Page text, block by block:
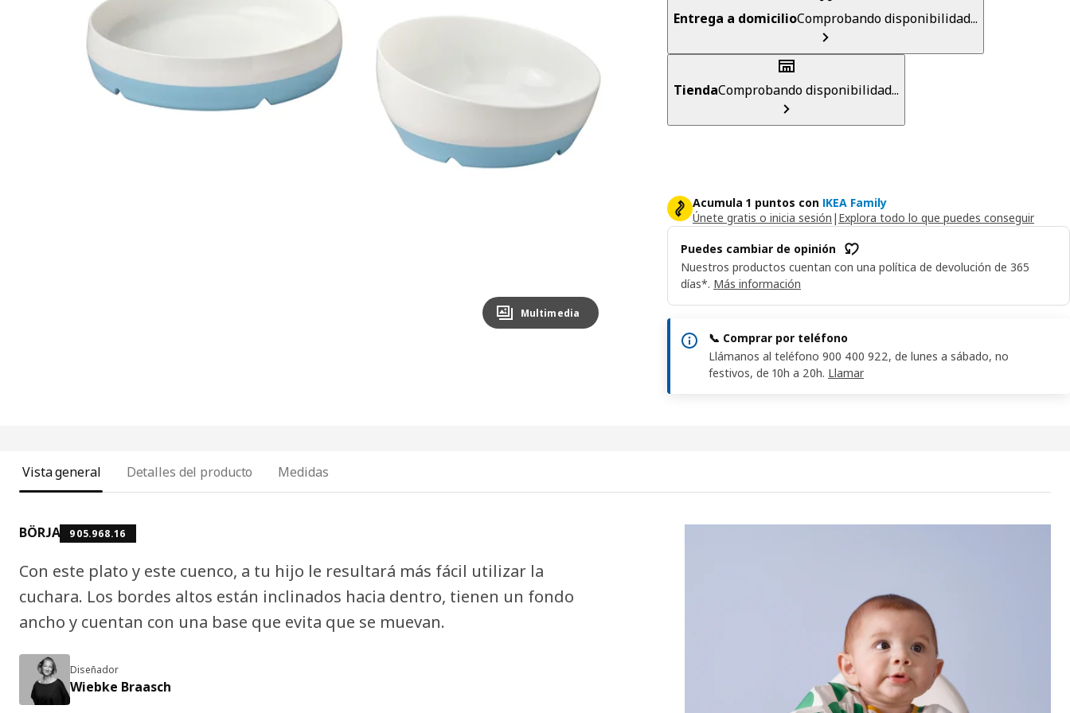
Image zoomed out, normal view
Multimedia
Entrega a domicilioComprobando disponibilidad...
TiendaComprobando disponibilidad...
Acumula 1 puntos con IKEA Family
Únete gratis o inicia sesión | Explora todo lo que puedes conseguir
Puedes cambiar de opinión
Nuestros productos cuentan con una política de devolución de 365
días*. Más información
📞 Comprar por teléfono
Llámanos al teléfono 900 400 922, de lunes a sábado, no
festivos, de 10h a 20h. Llamar
Vista general Detalles del producto Medidas
BÖRJA 905.968.16
Con este plato y este cuenco, a tu hijo le resultará más fácil utilizar la
cuchara. Los bordes altos están inclinados hacia dentro, tienen un fondo
ancho y cuentan con una base que evita que se muevan.
Diseñador
Wiebke Braasch